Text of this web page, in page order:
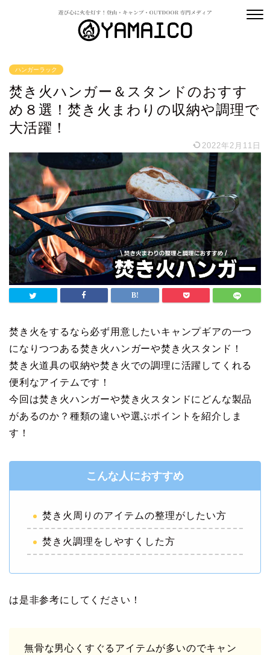
ハンガーラック
焚き火ハンガー＆スタンドのおすす
め８選！焚き火まわりの収納や調理で
大活躍！
2022年2月11日
焚き火をするなら必ず用意したいキャンプギアの一つ
になりつつある焚き火ハンガーや焚き火スタンド！
焚き火道具の収納や焚き火での調理に活躍してくれる
便利なアイテムです！
今回は焚き火ハンガーや焚き火スタンドにどんな製品
があるのか？種類の違いや選ぶポイントを紹介しま
す！
こんな人におすすめ
焚き火周りのアイテムの整理がしたい方
焚き火調理をしやすくした方
は是非参考にしてください！
無骨な男心くすぐるアイテムが多いのでキャン